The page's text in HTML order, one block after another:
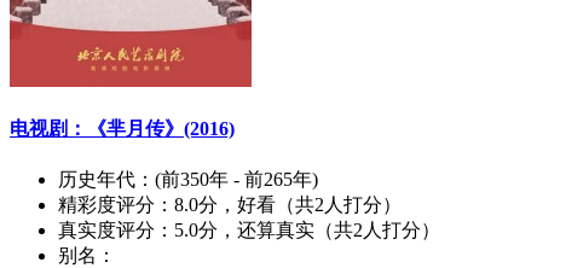
电视剧：《芈月传》(2016)
历史年代： (前350年 - 前265年)
精彩度评分： 8.0分，好看（共2人打分）
真实度评分： 5.0分，还算真实（共2人打分）
别名：